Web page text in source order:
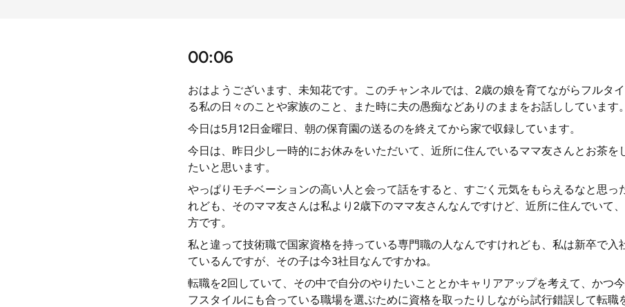
00:06
おはようございます、未知花です。このチャンネルでは、2歳の娘を育てながらフルタ
る私の日々のことや家族のこと、また時に夫の愚痴などありのままをお話ししています。
今日は5月12日金曜日、朝の保育園の送るのを終えてから家で収録しています。
今日は、昨日少し一時的にお休みをいただいて、近所に住んでいるママ友さんとお茶を
たいと思います。
やっぱりモチベーションの高い人と会って話をすると、すごく元気をもらえるなと思っ
れども、そのママ友さんは私より2歳下のママ友さんなんですけど、近所に住んでいて
方です。
私と違って技術職で国家資格を持っている専門職の人なんですけれども、私は新卒で入
ているんですが、その子は今3社目なんですかね。
転職を2回していて、その中で自分のやりたいこととかキャリアアップを考えて、かつ
フスタイルにも合っている職場を選ぶために資格を取ったりしながら試行錯誤して転職